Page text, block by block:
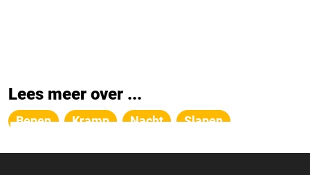
Lees meer over ...
Benen Kramp Nacht Slapen